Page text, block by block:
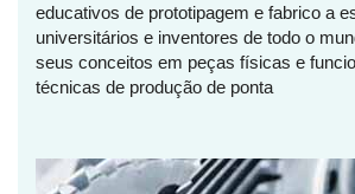
educativos de prototipagem e fabrico a
universitários e inventores de todo o
seus conceitos em peças físicas e
técnicas de produção de ponta